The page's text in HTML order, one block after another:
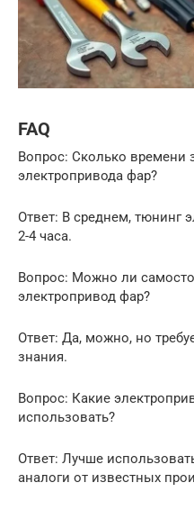
FAQ
Вопрос: Сколько времени
электропривода фар?
Ответ: В среднем, тюнинг
2-4 часа.
Вопрос: Можно ли
электропривод фар?
Ответ: Да, можно, но
знания.
Вопрос: Какие
использовать?
Ответ: Лучше
аналоги от известных